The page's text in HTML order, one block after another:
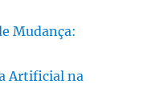
Mudança:
Artificial na